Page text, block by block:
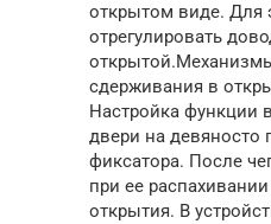
открытом виде. Для
отрегулировать
сдерживания в
Настройка функции
двери на девяносто
фиксатора. После
при ее
открытия. В